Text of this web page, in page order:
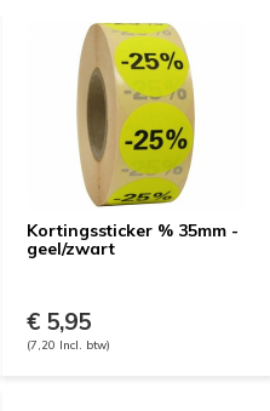
Kortingssticker % 35mm -
geel/zwart
€ 5,95
(7,20 Incl. btw)